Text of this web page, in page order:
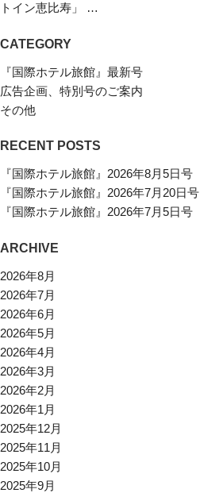
トイン恵比寿」 …
CATEGORY
『国際ホテル旅館』最新号
広告企画、特別号のご案内
その他
RECENT POSTS
『国際ホテル旅館』2026年8月5日号
『国際ホテル旅館』2026年7月20日号
『国際ホテル旅館』2026年7月5日号
ARCHIVE
2026年8月
2026年7月
2026年6月
2026年5月
2026年4月
2026年3月
2026年2月
2026年1月
2025年12月
2025年11月
2025年10月
2025年9月